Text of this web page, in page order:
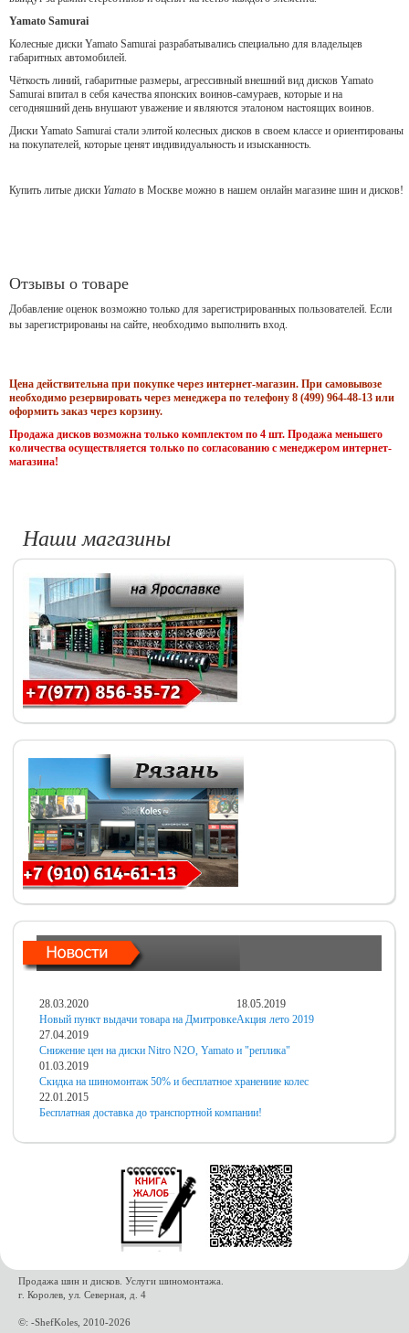
Yamato Samurai
Колесные диски Yamato Samurai разрабатывались специально для владельцев
габаритных автомобилей.
Чёткость линий, габаритные размеры, агрессивный внешний вид дисков Yamato
Samurai впитал в себя качества японских воинов-самураев, которые и на
сегодняшний день внушают уважение и являются эталоном настоящих воинов.
Диски Yamato Samurai стали элитой колесных дисков в своем классе и ориентированы
на покупателей, которые ценят индивидуальность и изысканность.
Купить литые диски Yamato в Москве можно в нашем онлайн магазине шин и дисков!
Отзывы о товаре
Добавление оценок возможно только для зарегистрированных пользователей. Если
вы зарегистрированы на сайте, необходимо выполнить вход.
Цена действительна при покупке через интернет-магазин. При самовывозе
необходимо резервировать через менеджера по телефону 8 (499) 964-48-13 или
оформить заказ через корзину.
Продажа дисков возможна только комплектом по 4 шт. Продажа меньшего
количества осуществляется только по согласованию с менеджером интернет-
магазина!
Наши магазины
28.03.2020
Новый пункт выдачи товара на Дмитровке
18.05.2019
Акция лето 2019
27.04.2019
Снижение цен на диски Nitro N2O, Yamato и "реплика"
01.03.2019
Скидка на шиномонтаж 50% и бесплатное хранениие колес
22.01.2015
Бесплатная доставка до транспортной компании!
Продажа шин и дисков. Услуги шиномонтажа.
г. Королев, ул. Северная, д. 4
©: -ShefKoles, 2010-2026